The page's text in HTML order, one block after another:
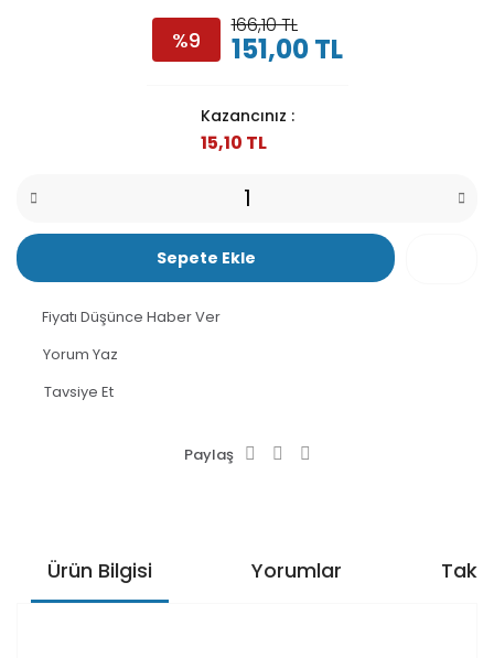
%9
166,10 TL
151,00 TL
Kazancınız :
15,10 TL
Sepete Ekle
Fiyatı Düşünce Haber Ver
Yorum Yaz
Tavsiye Et
Paylaş
Ürün Bilgisi Yorumlar